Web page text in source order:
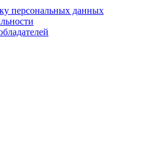
персональных данных